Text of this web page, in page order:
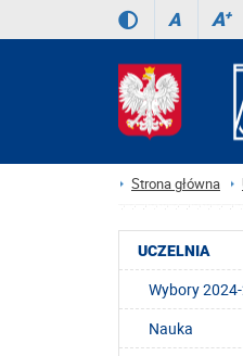
A A+
Strona główna
UCZELNIA
Wybory
Nauka